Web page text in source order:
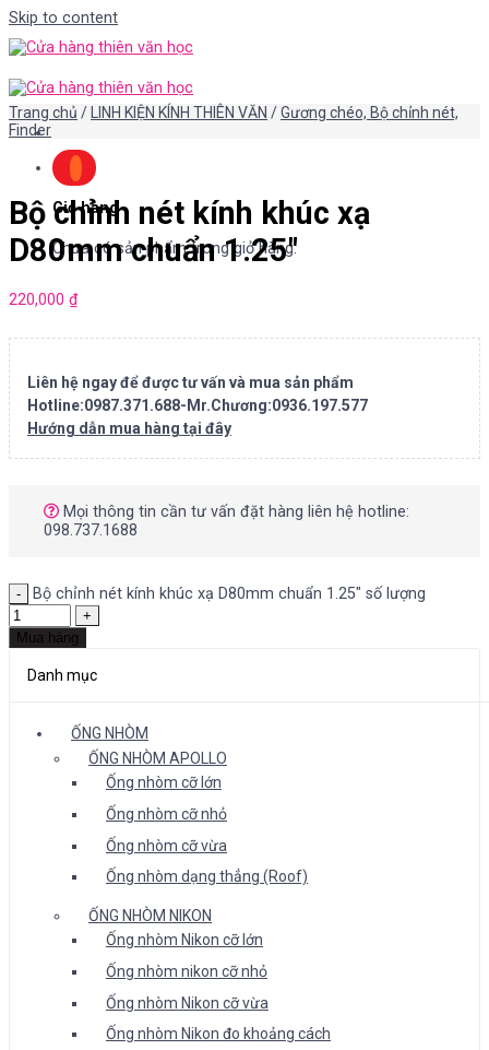
Skip to content
Giỏ hàng
Chưa có sản phẩm trong giỏ hàng.
Trang chủ / LINH KIỆN KÍNH THIÊN VĂN /Gương chéo, Bộ chỉnh nét,
Finder
Bộ chỉnh nét kính khúc xạ
D80mm chuẩn 1.25″
220,000 ₫
Liên hệ ngay để được tư vấn và mua sản phẩm
Hotline:0987.371.688-Mr.Chương:0936.197.577
Hướng dẫn mua hàng tại đây
Mọi thông tin cần tư vấn đặt hàng liên hệ hotline:
098.737.1688
Bộ chỉnh nét kính khúc xạ D80mm chuẩn 1.25" số lượng
Mua hàng
Danh mục
ỐNG NHÒM
ỐNG NHÒM APOLLO
Ống nhòm cỡ lớn
Ống nhòm cỡ nhỏ
Ống nhòm cỡ vừa
Ống nhòm dạng thẳng (Roof)
ỐNG NHÒM NIKON
Ống nhòm Nikon cỡ lớn
Ống nhòm nikon cỡ nhỏ
Ống nhòm Nikon cỡ vừa
Ống nhòm Nikon đo khoảng cách